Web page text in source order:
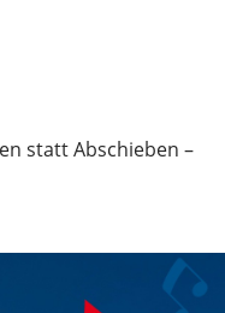
statt Abschieben –